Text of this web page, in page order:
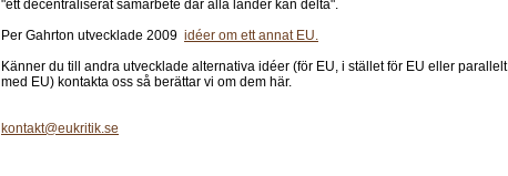
"ett decentraliserat samarbete där alla länder kan delta".
Per Gahrton utvecklade 2009 idéer om ett annat EU.
Känner du till andra utvecklade alternativa idéer (för EU, i stället för EU eller parallelt
med EU) kontakta oss så berättar vi om dem här.
kontakt@eukritik.se